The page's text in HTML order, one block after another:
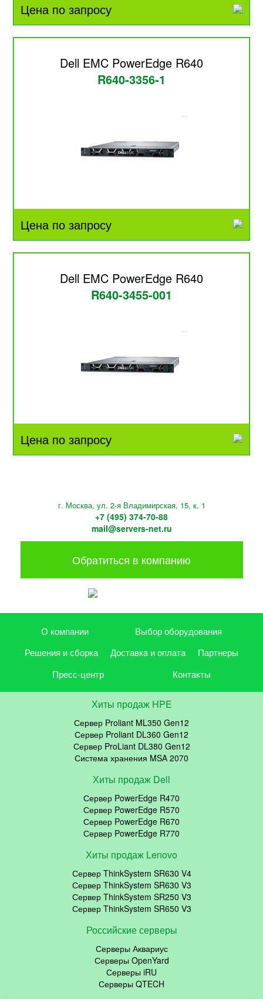
Цена по запросу
Dell EMC PowerEdge R640
R640-3356-1
Цена по запросу
Dell EMC PowerEdge R640
R640-3455-001
Цена по запросу
г. Москва, ул. 2-я Владимирская, 15, к. 1
+7 (495) 374-70-88
mail@servers-net.ru
Обратиться в компанию
О компании
Выбор оборудования
Решения и сборка
Доставка и оплата
Партнеры
Пресс-центр
Контакты
Хиты продаж HPE
Сервер Proliant ML350 Gen12
Сервер Proliant DL360 Gen12
Сервер ProLiant DL380 Gen12
Система хранения MSA 2070
Хиты продаж Dell
Сервер PowerEdge R470
Сервер PowerEdge R570
Сервер PowerEdge R670
Сервер PowerEdge R770
Хиты продаж Lenovo
Сервер ThinkSystem SR630 V4
Сервер ThinkSystem SR630 V3
Сервер ThinkSystem SR250 V3
Сервер ThinkSystem SR650 V3
Российские серверы
Серверы Аквариус
Серверы OpenYard
Серверы iRU
Серверы QTECH